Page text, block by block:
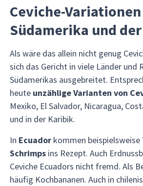
Ceviche-
Südamerika und
Als wäre das allein nicht genug
sich das Gericht in viele Länder und
Südamerikas ausgebreitet.
heute unzählige Varianten von
Mexiko, El Salvador, Nicaragua,
und in der Karibik.
In Ecuador kommen beispielsweise
Schrimps ins Rezept. Auch
Ceviche Ecuadors nicht fremd. Als
häufig Kochbananen. Auch in